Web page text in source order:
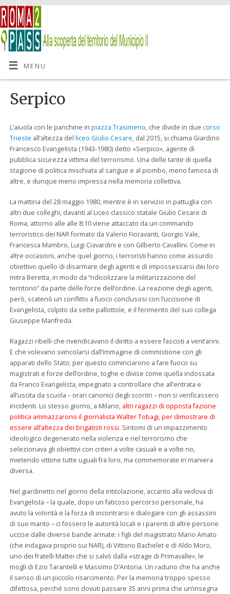
MENU
Serpico
L’aiuola con le panchine in piazza Trasimeno, che divide in due corso
Trieste all’altezza del liceo Giulio Cesare, dal 2015, si chiama Giardino
Francesco Evangelista (1943-1980) detto «Serpico», agente di
pubblica sicurezza vittima del terrorismo. Una delle tante di quella
stagione di politica mischiata al sangue e al piombo, meno famosa di
altre, e dunque meno impressa nella memoria collettiva.
La mattina del 28 maggio 1980, mentre è in servizio in pattuglia con
altri due colleghi, davanti al Liceo classico statale Giulio Cesare di
Roma, attorno alle alle 8:10 viene attaccato da un commando
terroristico dei NAR formato da Valerio Fioravanti, Giorgio Vale,
Francesca Mambro, Luigi Ciavardini e con Gilberto Cavallini. Come in
altre occasioni, anche quel giorno, i terroristi hanno come assurdo
obiettivo quello di disarmare degli agenti e di impossessarsi dei loro
mitra Beretta, in modo da “ridicolizzare la militarizzazione del
territorio” da parte delle forze dell’ordine. La reazione degli agenti,
però, scatenò un conflitto a fuoco conclusosi con l’uccisione di
Evangelista, colpito da sette pallottole, e il ferimento del suo collega
Giuseppe Manfreda.
Ragazzi ribelli che rivendicavano il diritto a essere fascisti a vent’anni.
E che volevano svincolarsi dall’immagine di commistione con gli
apparati dello Stato; per questo cominciarono a fare fuoco su
magistrati e forze dell’ordine, toghe e divise come quella indossata
da Franco Evangelista, impegnato a controllare che all’entrata e
all’uscita da scuola – orari canonici degli scontri – non si verificassero
incidenti. Lo stesso giorno, a Milano, altri ragazzi di opposta fazione
politica ammazzarono il giornalista Walter Tobagi, per dimostrare di
essere all’altezza dei brigatisti rossi. Sintomi di un impazzimento
ideologico degenerato nella violenza e nel terrorismo che
selezionava gli obiettivi con criteri a volte casuali e a volte no,
mietendo vittime tutte uguali fra loro, ma commemorate in maniera
diversa.
Nel giardinetto nel giorno della intitolazione, accanto alla vedova di
Evangelista – la quale, dopo un faticoso percorso personale, ha
avuto la volontà e la forza di incontrarsi e dialogare con gli assassini
di suo marito – ci fossero le autorità locali e i parenti di altre persone
uccise dalle diverse bande armate: i figli del magistrato Mario Amato
(che indagava proprio sui NAR), di Vittorio Bachelet e di Aldo Moro,
uno dei fratelli Mattei che si salvò dalla «strage di Primavalle», le
mogli di Ezio Tarantelli e Massimo D’Antona. Un raduno che ha anche
il senso di un piccolo risarcimento. Per la memoria troppo spesso
difettosa, perché sono dovuti passare 35 anni prima che un’insegna